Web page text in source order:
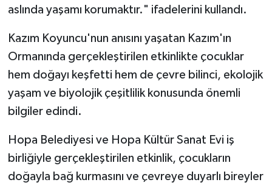
aslında yaşamı korumaktır." ifadelerini kullandı.
Kazım Koyuncu'nun anısını yaşatan Kazım'ın
Ormanında gerçekleştirilen etkinlikte çocuklar
hem doğayı keşfetti hem de çevre bilinci, ekolojik
yaşam ve biyolojik çeşitlilik konusunda önemli
bilgiler edindi.
Hopa Belediyesi ve Hopa Kültür Sanat Evi iş
birliğiyle gerçekleştirilen etkinlik, çocukların
doğayla bağ kurmasını ve çevreye duyarlı bireyler